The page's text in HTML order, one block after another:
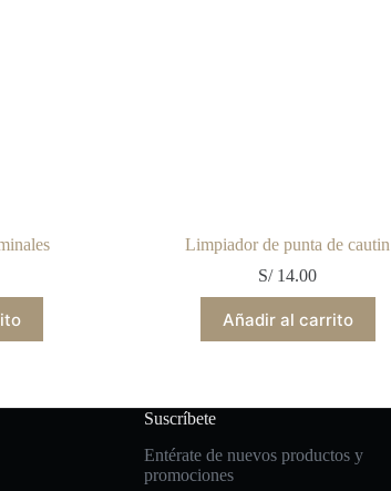
Limpiador de punta de cautin
S/14.00
Añadir al carrito
Suscríbete
Entérate de nuevos productos y
promociones